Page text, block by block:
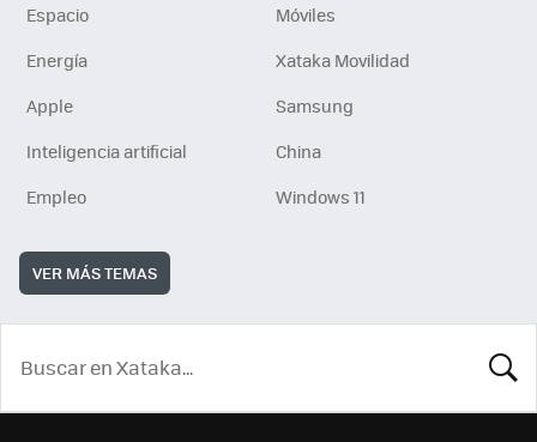
Espacio
Móviles
Energía
Xataka Movilidad
Apple
Samsung
Inteligencia artificial
China
Empleo
Windows 11
VER MÁS TEMAS